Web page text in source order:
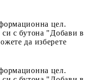
цел.
си с бутона "Добави в
да изберете
цел.